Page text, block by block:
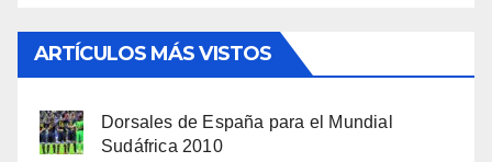
ARTÍCULOS MÁS VISTOS
Dorsales de España para el Mundial
Sudáfrica 2010